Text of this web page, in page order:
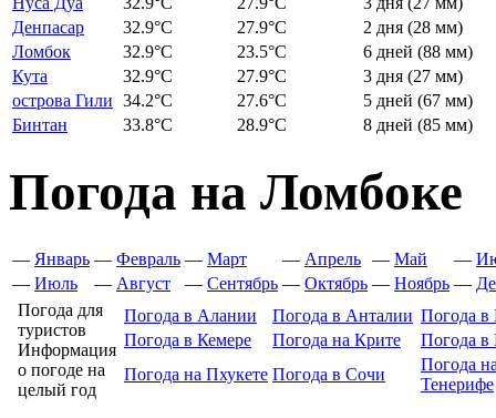
Денпасар
32.9°C 27.9°C 2 дня (28 мм)
Ломбок
32.9°C 23.5°C 6 дней (88 мм)
Кута
32.9°C 27.9°C 3 дня (27 мм)
острова Гили 34.2°C 27.6°C 5 дней (67 мм)
Бинтан
33.8°C 28.9°C 8 дней (85 мм)
Погода на Ломбоке
— Январь — Февраль — Март — Апрель — Май —
— Июль — Август — Сентябрь — Октябрь — Ноябрь —
Погода для
туристов
Информация
о погоде на
целый год
Погода в Алании Погода в Анталии Погода в
Погода в Кемере
Погода на Крите
Погода
Погода на Пхукете Погода в Сочи
Погода
Тенерифе